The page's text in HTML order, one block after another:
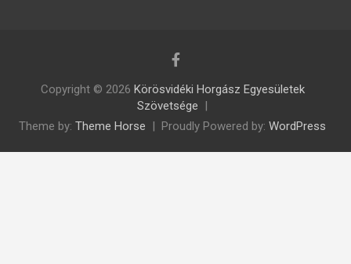
Copyright © 2026 Körösvidéki Horgász Egyesületek
Szövetsége
Theme by: Theme Horse Proudly Powered by: WordPress